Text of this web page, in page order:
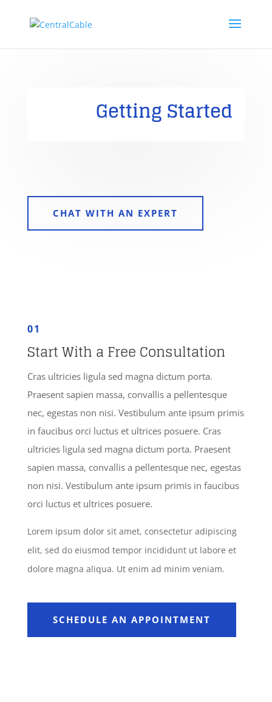
Getting Started
CHAT WITH AN EXPERT
01
Start With a Free Consultation
Cras ultricies ligula sed magna dictum porta.
Praesent sapien massa, convallis a pellentesque
nec, egestas non nisi. Vestibulum ante ipsum primis
in faucibus orci luctus et ultrices posuere. Cras
ultricies ligula sed magna dictum porta. Praesent
sapien massa, convallis a pellentesque nec, egestas
non nisi. Vestibulum ante ipsum primis in faucibus
orci luctus et ultrices posuere.
Lorem ipsum dolor sit amet, consectetur adipiscing
elit, sed do eiusmod tempor incididunt ut labore et
dolore magna aliqua. Ut enim ad minim veniam.
SCHEDULE AN APPOINTMENT